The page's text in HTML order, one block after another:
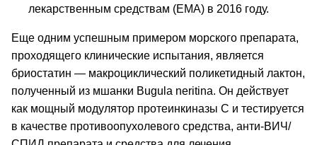
лекарственным средствам (EMA) в 2016 году.
Еще одним успешным примером морского препарата,
проходящего клинические испытания, является
бриостатин — макроциклический поликетидный лактон,
полученный из мшанки Bugula neritina. Он действует
как мощный модулятор протеинкиназы C и тестируется
в качестве противоопухолевого средства, анти-ВИЧ/